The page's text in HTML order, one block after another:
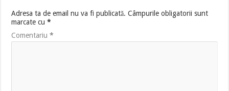
Adresa ta de email nu va fi publicată. Câmpurile obligatorii sunt
marcate cu*
Comentariu*